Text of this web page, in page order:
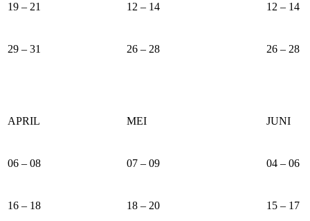
19 – 21 12 – 14 12 – 14
29 – 31 26 – 28 26 – 28
APRIL MEI JUNI
06 – 08 07 – 09 04 – 06
16 – 18 18 – 20 15 – 17